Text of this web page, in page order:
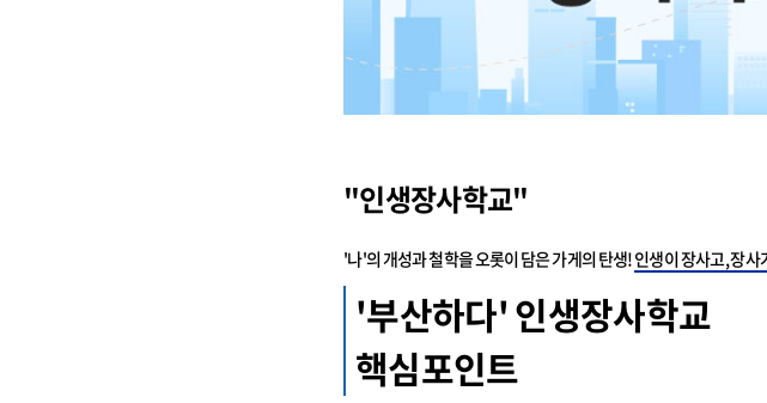
"인생장사학교"
'나'의 개성과 철학을 오롯이 담은 가게의 탄생!인생이 장사고, 장사
'부산하다' 인생장사학교
핵심포인트